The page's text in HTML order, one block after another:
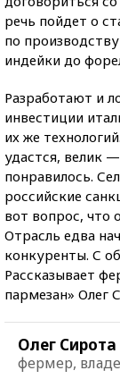
речь пойдет о
по
индейки до
Разработают и
инвестиции
их же
удастся, велик
понравилось.
российские
вот вопрос, что
Отрасль едва
конкуренты. С
Рассказывает
пармезан» Олег
Олег Сирота
фермер,